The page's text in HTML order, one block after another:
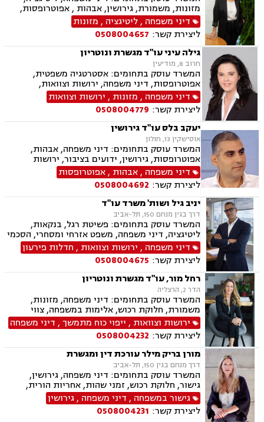
מזונות, משמורת, גירושין, אבהות , אפוטרופסות,
גישור במשפחה, ירושות וצוואות, הסכמי ממון, ייפוי
כוח מתמשך, ידועים בציבור, הורות חד מינית, חלוקת
רכוש, מעמד אישי, זמני שהות, ניכור הורי
דיני משפחה ,ליטיגציה , מזונות
ליצירת קשר: 0508004657
גילה עיני עו"ד מגשרת ונוטריון
חרוב 8, מודיעין
המשרד עוסק בתחומים: אסטרטגיה משפטית,
אפוטרופסות, דיני משפחה, ירושות וצוואות,
ליטיגציה, פונדקאות, צווי מניעה, גירושין, הגירה ,
הורות חד מינית, הסכמי ממון, ידועים בציבור,
מזונות, משמורת, גישור במשפחה, מגשרים, אבהות ,
גישור ובוררויות, חלוקת רכוש, מעמד אישי, נדל"ן,
עסקאות מכר דירה, דיני מקרקעין, ייפוי כח מתמשך,
אחריות הורית, הסדרי שהות, נוטריון
דיני משפחה , מזונות , ירושות וצוואות
ליצירת קשר: 0508004779
יעקב בלס עו"ד גירושין
אוסישקין 13, חולון
המשרד עוסק בתחומים: דיני משפחה, אבהות,
אפוטרופסות, גירושין, ידועים בציבור, ירושות
וצוואות, מזונות, עסקאות מכר דירה, הסכמי ממון,
חלוקת רכוש, ייצוג קטינים ונישואים אזרחיים.
דיני משפחה ,אבהות ,אפוטרופסות
ליצירת קשר: 0508004692
יניב גיל ושות' משרד עו"ד
דרך בגין מנחם 150, תל-אביב
המשרד עוסק בתחומים: פשיטת רגל, בנקאות,
ליטיגציה, דיני משפחה, משפט אזרחי ומסחרי, הסכמי
ממון, ירושות וצוואות, עסקאות מכר דירה, פינוי
מושכר, דיני חוזים ומסחר, דיני מקרקעין, גירושין,
ייפוי כוח מתמשך, זמני שהות, אפוטרופסות, הורות
חד מינית, חלוקת רכוש
דיני משפחה , ירושות וצוואות , חדלות פירעון
ליצירת קשר: 0508004675
רחל מור, עו"ד מגשרת ונוטריון
הדר 2, הרצליה
המשרד עוסק בתחומים: דיני משפחה, מזונות,
משמורת, חלוקת רכוש, אלימות במשפחה, צווי
מניעה, גירושין, ירושות וצוואות, אפוטרופסות, ייפוי
כוח מתמשך, חוק הנוער, אימוץ , הסכמי ממון, מעמד
אישי, גישור במשפחה, ידועים בציבור, נדל"ן,
עסקאות מכר דירה
ירושות וצוואות , ייפוי כוח מתמשך, דיני משפחה
ליצירת קשר: 0508004232
מורן בריק מילר עורכת דין ומגשרת
דרך מנחם בגין 150, תל-אביב
המשרד עוסק בתחומים: דיני משפחה, גירושין,
גישור, חלוקת רכוש, זמני שהות, אחריות הורית,
מזונות, הורות חד מינית, אבהות , הסכמי ממון,
ידועים בציבור, ירושות וצוואות, ליטיגציה, עסקאות
מכר דירה, ייפוי כוח מתמשך
גישור במשפחה , דיני משפחה ,גירושין
ליצירת קשר: 0508004231